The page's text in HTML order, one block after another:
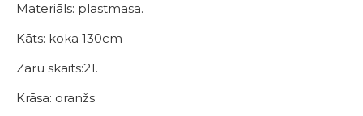
Materiāls: plastmasa.
Kāts: koka 130cm
Zaru skaits:21.
Krāsa: oranžs